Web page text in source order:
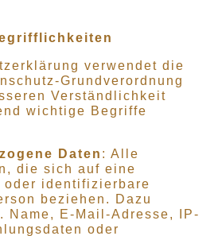
verwendet die
Grundverordnung
Verständlichkeit
wichtige Begriffe
Daten : Alle
die sich auf eine
identifizierbare
beziehen. Dazu
Name, E-Mail-Adresse, IP-
oder